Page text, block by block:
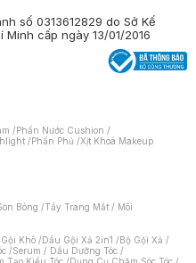
số 0313612829 do Sở Kế
cấp ngày 13/01/2016
/Phấn Nước Cushion /
/Phấn Phủ /Xịt Khoá Makeup
Bóng /Tẩy Trang Mắt / Môi
Khô /Dầu Gội Xả 2in1 /Bộ Gội Xả /
/Serum / Dầu Dưỡng Tóc /